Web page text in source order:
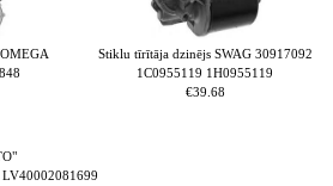
Stiklu tīrītāja dzinējs SWAG 30917092
1C0955119 1H0955119
€39.68